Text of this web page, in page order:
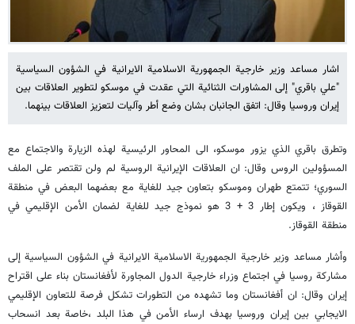
اشار مساعد وزير خارجية الجمهورية الاسلامية الايرانية في الشؤون السياسية
"علي باقري" إلى المشاورات الثنائية التي عقدت في موسكو لتطوير العلاقات بين
إيران وروسيا وقال: اتفق الجانبان بشان وضع أطر وآليات لتعزيز العلاقات بينهما.
وتطرق باقري الذي يزور موسكو، الى المحاور الرئيسية لهذه الزيارة والاجتماع مع
المسؤولين الروس وقال: ان العلاقات الإيرانية الروسية لم ولن تقتصر على الملف
السوري؛ تتمتع طهران وموسكو بتعاون جيد للغاية مع بعضهما البعض في منطقة
القوقاز ، ويكون إطار 3 + 3 هو نموذج جيد للغاية لضمان الأمن الإقليمي في
منطقة القوقاز.
وأشار مساعد وزير خارجية الجمهورية الاسلامية الايرانية في الشؤون السياسية إلى
مشاركة روسيا في اجتماع وزراء خارجية الدول المجاورة لأفغانستان بناء على اقتراح
إيران وقال: ان أفغانستان وما تشهده من التطورات تشكل فرصة للتعاون الإقليمي
الايجابي بين إيران وروسيا بهدف ارساء الأمن في هذا البلد ،خاصة بعد انسحاب